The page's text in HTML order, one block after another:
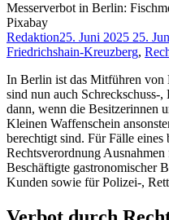
Messerverbot in Berlin:
Pixabay
Redaktion25. Juni 2025 25.
Friedrichshain-Kreuzberg,
In Berlin ist das Mitführen von
sind nun auch Schreckschuss-
dann, wenn die Besitzerinnen
Kleinen Waffenschein
berechtigt sind. Für Fälle eines
Rechtsverordnung
Beschäftigte gastronomischer
Kunden sowie für Polizei-,